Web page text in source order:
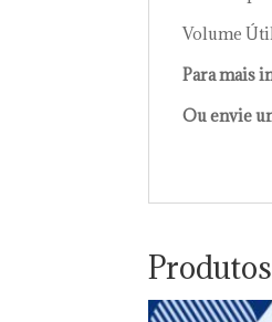
Volume
Para mais
Ou envie